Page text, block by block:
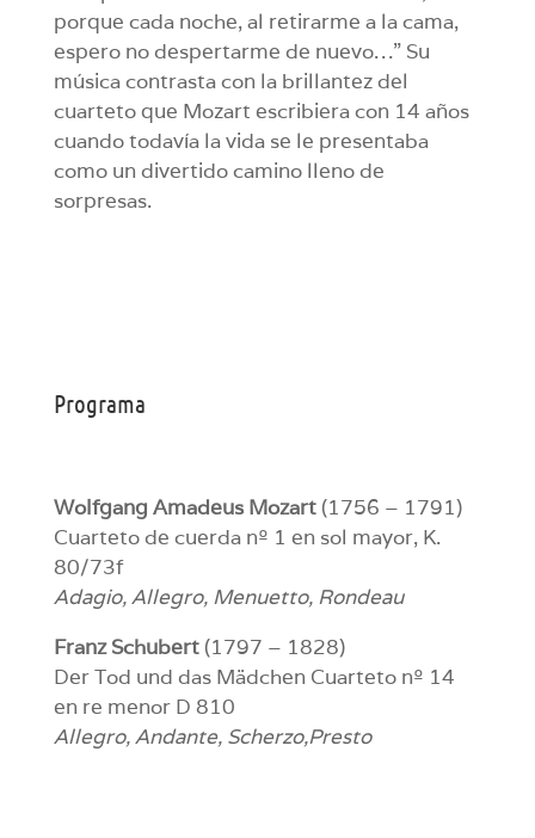
porque cada noche, al retirarme a la cama,
espero no despertarme de nuevo…” Su
música contrasta con la brillantez del
cuarteto que Mozart escribiera con 14 años
cuando todavía la vida se le presentaba
como un divertido camino lleno de
sorpresas.
Programa
Wolfgang Amadeus Mozart (1756 – 1791)
Cuarteto de cuerda nº 1 en sol mayor, K.
80/73f
Adagio, Allegro, Menuetto, Rondeau
Franz Schubert(1797 – 1828)
Der Tod und das Mädchen Cuarteto nº 14
en re menor D 810
Allegro, Andante, Scherzo,Presto